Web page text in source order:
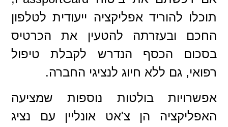
תוכלו להוריד אפליקציה ייעודית לטלפון
החכם ובעזרתה להטעין את הכרטיס
בסכום הכסף הנדרש לקבלת טיפול
רפואי, גם ללא חיוג לנציגי החברה.
אפשרויות בולטות נוספות שמציעה
האפליקציה הן צ'אט אונליין עם נציג